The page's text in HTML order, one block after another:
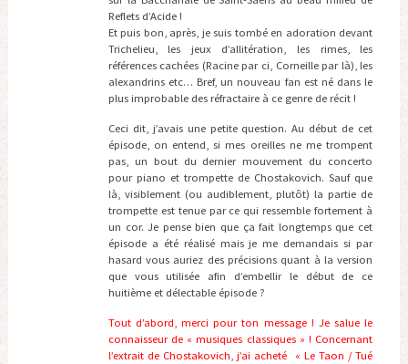
Reflets d’Acide !
Et puis bon, après, je suis tombé en adoration devant
Trichelieu, les jeux d’allitération, les rimes, les
références cachées (Racine par ci, Corneille par là), les
alexandrins etc… Bref, un nouveau fan est né dans le
plus improbable des réfractaire à ce genre de récit !
Ceci dit, j’avais une petite question. Au début de cet
épisode, on entend, si mes oreilles ne me trompent
pas, un bout du dernier mouvement du concerto
pour piano et trompette de Chostakovich. Sauf que
là, visiblement (ou audiblement, plutôt) la partie de
trompette est tenue par ce qui ressemble fortement à
un cor. Je pense bien que ça fait longtemps que cet
épisode a été réalisé mais je me demandais si par
hasard vous auriez des précisions quant à la version
que vous utilisée afin d’embellir le début de ce
huitième et délectable épisode ?
Tout d’abord, merci pour ton message ! Je salue le
connaisseur de « musiques classiques » ! Concernant
l’extrait de Chostakovich, j’ai acheté « Le Taon / Tué